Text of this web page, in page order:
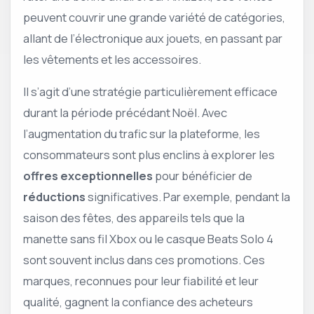
peuvent couvrir une grande variété de catégories,
allant de l’électronique aux jouets, en passant par
les vêtements et les accessoires.
Il s’agit d’une stratégie particulièrement efficace
durant la période précédant Noël. Avec
l’augmentation du trafic sur la plateforme, les
consommateurs sont plus enclins à explorer les
offres exceptionnelles pour bénéficier de
réductionssignificatives. Par exemple, pendant la
saison des fêtes, des appareils tels que la
manette sans fil Xbox ou le casque Beats Solo 4
sont souvent inclus dans ces promotions. Ces
marques, reconnues pour leur fiabilité et leur
qualité, gagnent la confiance des acheteurs